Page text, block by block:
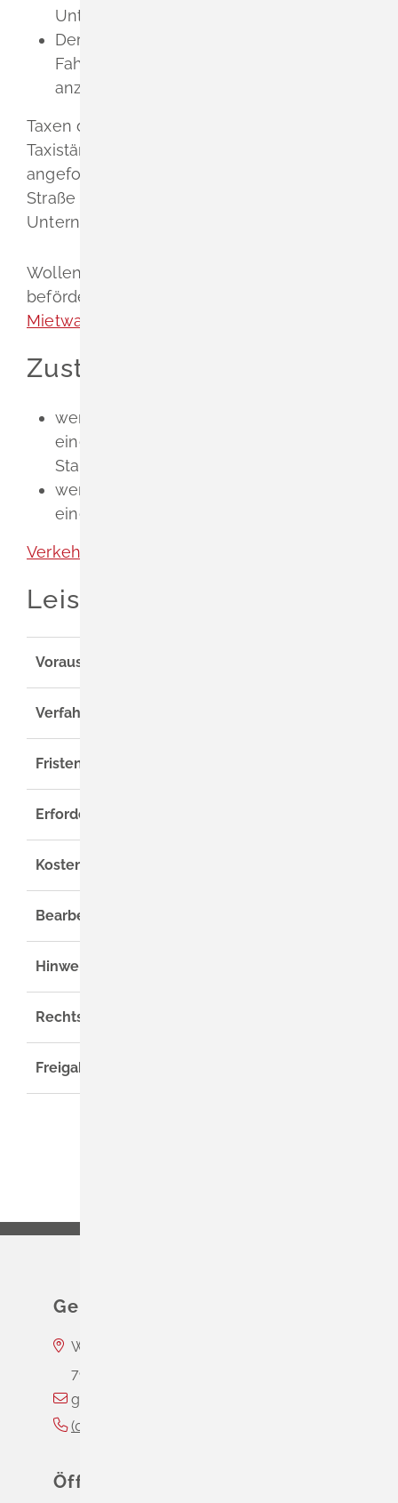
Unternehmeranschrift anbringen.
Der Fahrpreisanzeiger muss für die
Fahrgäste sichtbar den Fahrpreis
anzeigen.
Taxen dürfen an den dafür vorgesehenen
Taxiständen stehen und von Fahrgästen
angefordert werden, und zwar auf der
Straße oder am Betriebssitz des
Unternehmers.
Wollen Sie Personen mit Mietwagen
befördern, benötigen Sie eine
Mietwagengenehmigung
Zuständige Stelle
wenn Ihr zukünftiger Betriebssitz in
einem Stadtkreis liegt: die
Stadtverwaltung
wenn Ihr zukünftiger Betriebssitz in
einem Landkreis liegt: das Landratsamt
Verkehr & ÖPNV [Landratsamt Lörrach]
Leistungsdetails
Voraussetzungen
Verfahrensablauf
Fristen
Erforderliche Unterlagen
Kosten
Bearbeitungsdauer
Hinweise
Rechtsgrundlage
Freigabevermerk
Gemeinde Schliengen
Wasserschloss Entenstein
79418
gemeinde@schliengen.de
(0
Öffnungszeiten